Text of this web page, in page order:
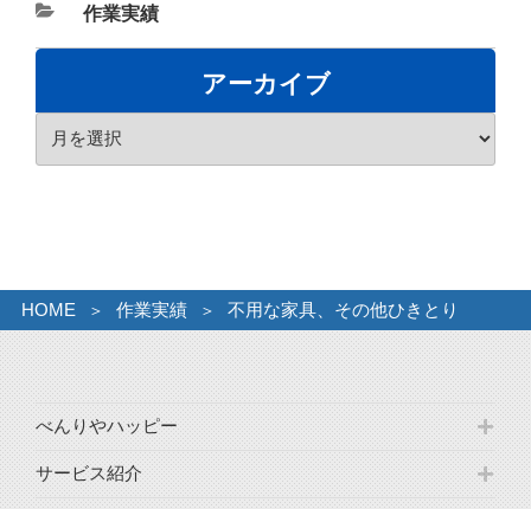
カ
テ
ー
作業実績
アーカイブ
HOME 作業実績 不用な家具、その他ひきとり
べんりやハッピー
サービス紹介